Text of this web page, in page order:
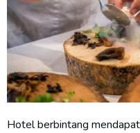
Hotel berbintang